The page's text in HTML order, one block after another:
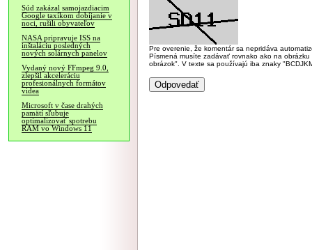
Súd zakázal samojazdiacim
Google taxíkom dobíjanie v
noci, rušili obyvateľov
NASA pripravuje ISS na
inštaláciu posledných
nových solárnych panelov
Vydaný nový FFmpeg 9.0,
zlepšil akceleráciu
profesionálnych formátov
videa
Microsoft v čase drahých
pamätí sľubuje
optimalizovať spotrebu
RAM vo Windows 11
Pre overenie, že komentár sa nepridáva
Písmená musíte zadávať rovnako ako na
obrázok". V texte sa používajú iba znaky